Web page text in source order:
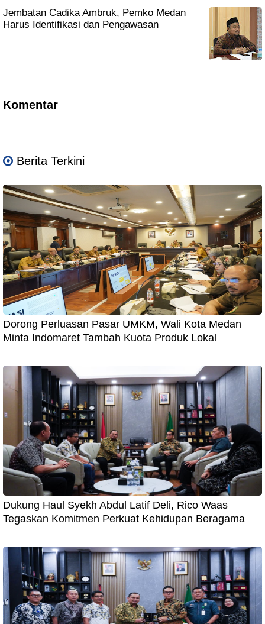
Jembatan Cadika Ambruk, Pemko Medan
Harus Identifikasi dan Pengawasan
Komentar
Berita Terkini
Dorong Perluasan Pasar UMKM, Wali Kota Medan
Minta Indomaret Tambah Kuota Produk Lokal
Dukung Haul Syekh Abdul Latif Deli, Rico Waas
Tegaskan Komitmen Perkuat Kehidupan Beragama